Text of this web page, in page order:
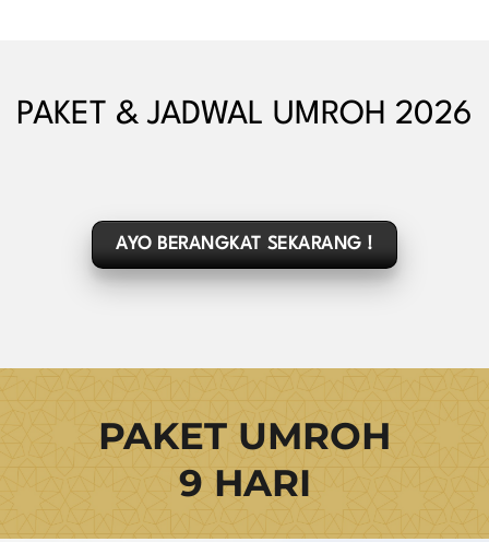
PAKET & JADWAL UMROH 2026
AYO BERANGKAT SEKARANG !
PAKET UMROH
9 HARI